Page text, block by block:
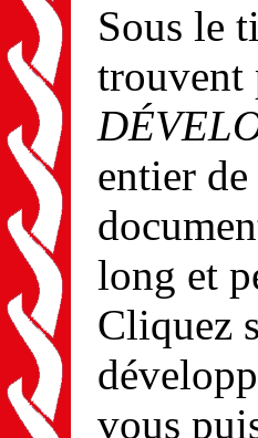
Sous le
trouvent
entier
long et
Cliquez
vous